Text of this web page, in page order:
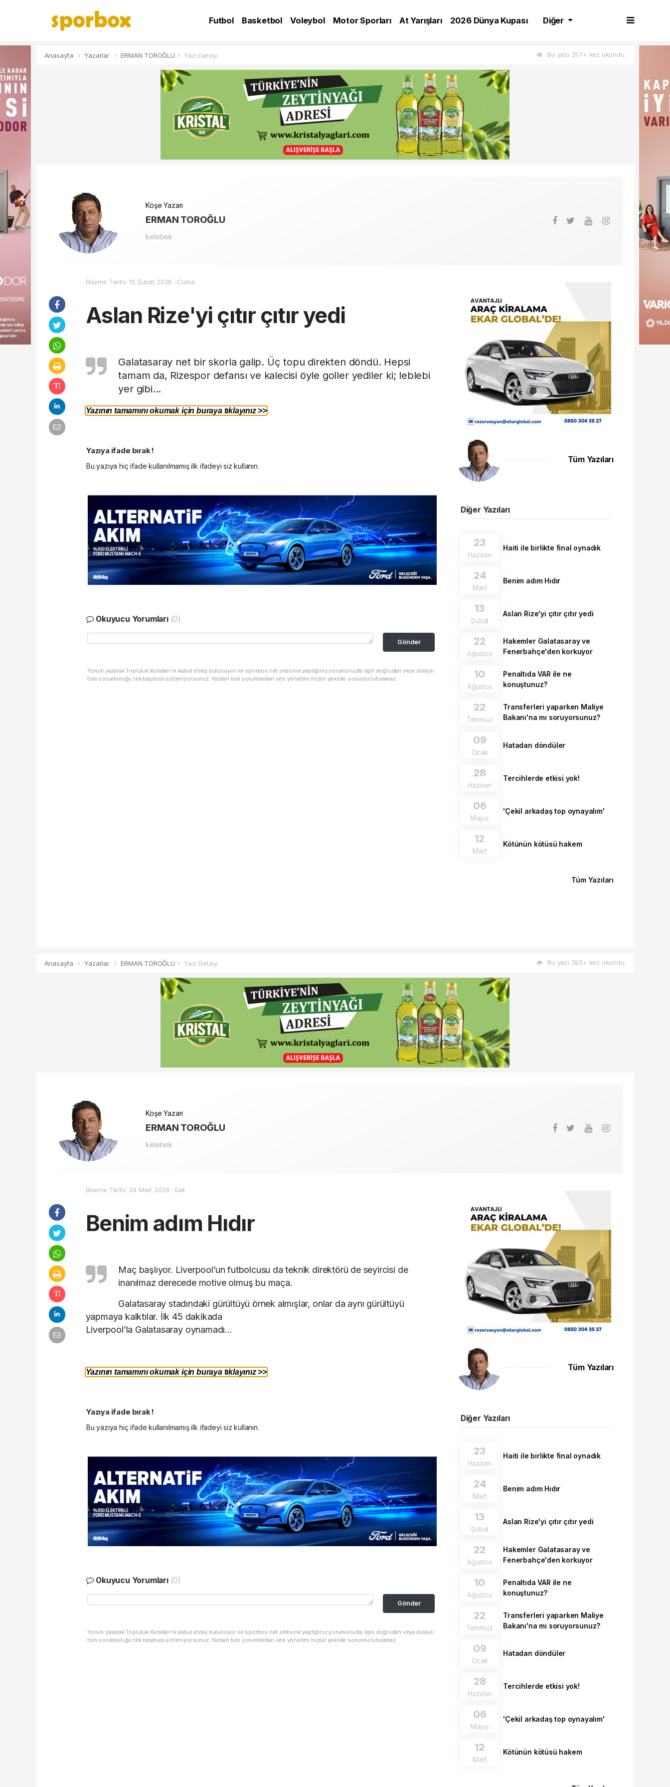
Futbol Basketbol Voleybol Motor Sporları At Yarışları
2026 Dünya Kupası
Diğer
Anasayfa Yazarlar ERMAN TOROĞLU Yazı Detayı Bu yazı 257+ kez okundu.
Köşe Yazarı
ERMAN TOROĞLU
kelebek
Ekleme Tarihi: 13 Şubat 2026 -Cuma
Aslan Rize'yi çıtır çıtır yedi
Galatasaray net bir skorla galip. Üç topu direkten döndü. Hepsi
tamam da, Rizespor defansı ve kalecisi öyle goller yediler ki; leblebi
yer gibi...
Yazının tamamını okumak için buraya tıklayınız >>
Yazıya ifade bırak !
Bu yazıya hiç ifade kullanılmamış ilk ifadeyi siz kullanın.
Okuyucu Yorumları (0)
Gönder
Yorum yazarak Topluluk Kuralları’nı kabul etmiş bulunuyor ve sporbox.net sitesine yaptığınız yorumunuzla ilgili doğrudan veya dolaylı
tüm sorumluluğu tek başınıza üstleniyorsunuz. Yazılan tüm yorumlardan site yönetimi hiçbir şekilde sorumlu tutulamaz.
Tüm Yazıları
Diğer Yazıları
23
Haziran
Haiti ile birlikte final oynadık
24
Mart
Benim adım Hıdır
13
Şubat
Aslan Rize'yi çıtır çıtır yedi
22
Ağustos
Hakemler Galatasaray ve
Fenerbahçe'den korkuyor
10
Ağustos
Penaltıda VAR ile ne
konuştunuz?
22
Temmuz
Transferleri yaparken Maliye
Bakanı'na mı soruyorsunuz?
09
Ocak
Hatadan döndüler
28
Haziran
Tercihlerde etkisi yok!
06
Mayıs
'Çekil arkadaş top oynayalım'
12
Mart
Kötünün kötüsü hakem
Tüm Yazıları
Anasayfa Yazarlar ERMAN TOROĞLU Yazı Detayı Bu yazı 285+ kez okundu.
Köşe Yazarı
ERMAN TOROĞLU
kelebek
Ekleme Tarihi: 24 Mart 2026 -Salı
Benim adım Hıdır
Maç başlıyor. Liverpool’un futbolcusu da teknik direktörü de seyircisi de
inanılmaz derecede motive olmuş bu maça.
Galatasaray stadındaki gürültüyü örnek almışlar, onlar da aynı gürültüyü
yapmaya kalktılar. İlk 45 dakikada
Liverpool’la Galatasaray oynamadı...
Yazının tamamını okumak için buraya tıklayınız >>
Yazıya ifade bırak !
Bu yazıya hiç ifade kullanılmamış ilk ifadeyi siz kullanın.
Okuyucu Yorumları (0)
Gönder
Yorum yazarak Topluluk Kuralları’nı kabul etmiş bulunuyor ve sporbox.net sitesine yaptığınız yorumunuzla ilgili doğrudan veya dolaylı
tüm sorumluluğu tek başınıza üstleniyorsunuz. Yazılan tüm yorumlardan site yönetimi hiçbir şekilde sorumlu tutulamaz.
Tüm Yazıları
Diğer Yazıları
23
Haziran
Haiti ile birlikte final oynadık
24
Mart
Benim adım Hıdır
13
Şubat
Aslan Rize'yi çıtır çıtır yedi
22
Ağustos
Hakemler Galatasaray ve
Fenerbahçe'den korkuyor
10
Ağustos
Penaltıda VAR ile ne
konuştunuz?
22
Temmuz
Transferleri yaparken Maliye
Bakanı'na mı soruyorsunuz?
09
Ocak
Hatadan döndüler
28
Haziran
Tercihlerde etkisi yok!
06
Mayıs
'Çekil arkadaş top oynayalım'
12
Mart
Kötünün kötüsü hakem